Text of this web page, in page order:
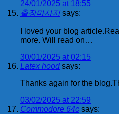
24/01/2025 at 18:55
출장마사지 says:
I loved your blog
more. Will read on…
30/01/2025 at 02:15
Latex hood says:
Thanks again for the
03/02/2025 at 22:59
Commodore 64c says: